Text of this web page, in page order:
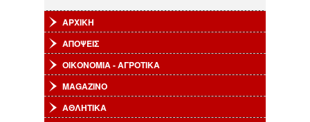
ΑΡΧΙΚΗ
ΑΠΟΨΕΙΣ
ΟΙΚΟΝΟΜΙΑ - ΑΓΡΟΤΙΚΑ
MAGAZINO
ΑΘΛΗΤΙΚΑ